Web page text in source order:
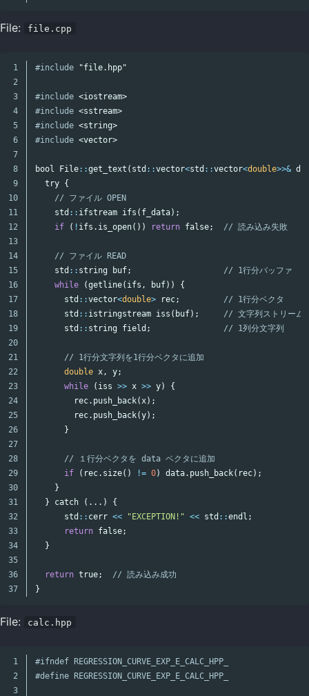
File: file.cpp
1
2
3
4
5
6
7
8
9
10
11
12
13
14
15
16
17
18
19
20
21
22
23
24
25
26
27
28
29
30
31
32
33
34
35
36
#include "file.hpp"
#include <iostream>
#include <sstream>
#include <string>
#include <vector>
bool File::get_text ( std ::vector<std ::vector<double>>&
try {
// ファイル OPEN
std :: ifstream ifs ( f_data);
if
( ! ifs . is_open()) return false; // 読み込み失敗
// ファイル READ
std :: string buf;
// 1行分バッファ
while
(getline( ifs , buf))
{
std ::vector<double> rec;
// 1行分ベクタ
std :: istringstream iss ( buf);
// 文字列ストリーム
std :: string field ; // 1列分文字列
// 1行分文字列を1行分ベクタに追加
double x, y;
while
( iss >> x >> y)
{
rec. push_back(x);
rec. push_back(y);
}
// １行分ベクタを data ベクタに追加
if
( rec. size() != 0) data. push_back( rec);
}
}
catch (...)
{
std :: cerr << "EXCEPTION!" << std ::endl ;
return false;
}
return true;
// 読み込み成功
}
File: calc.hpp
1
2
3
#ifndef REGRESSION_CURVE_EXP_E_CALC_HPP_